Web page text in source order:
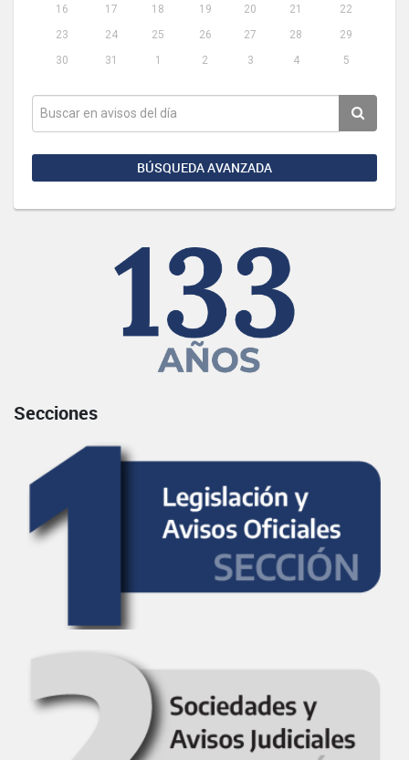
16
17 18 19 20 21
22
23
24 25 26 27 28
29
30
31 1 2 3 4 5
BÚSQUEDA AVANZADA
Secciones